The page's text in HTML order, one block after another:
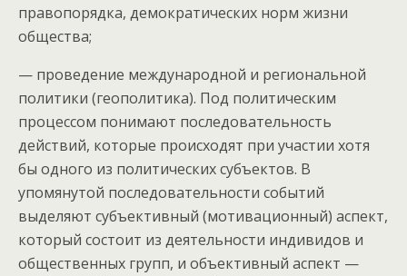
правопорядка, демократических норм жизни
общества;
— проведение международной и региональной
политики (геополитика). Под политическим
процессом понимают последовательность
действий, которые происходят при участии хотя
бы одного из политических субъектов. В
упомянутой последовательности событий
выделяют субъективный (мотивационный) аспект,
который состоит из деятельности индивидов и
общественных групп, и объективный аспект —